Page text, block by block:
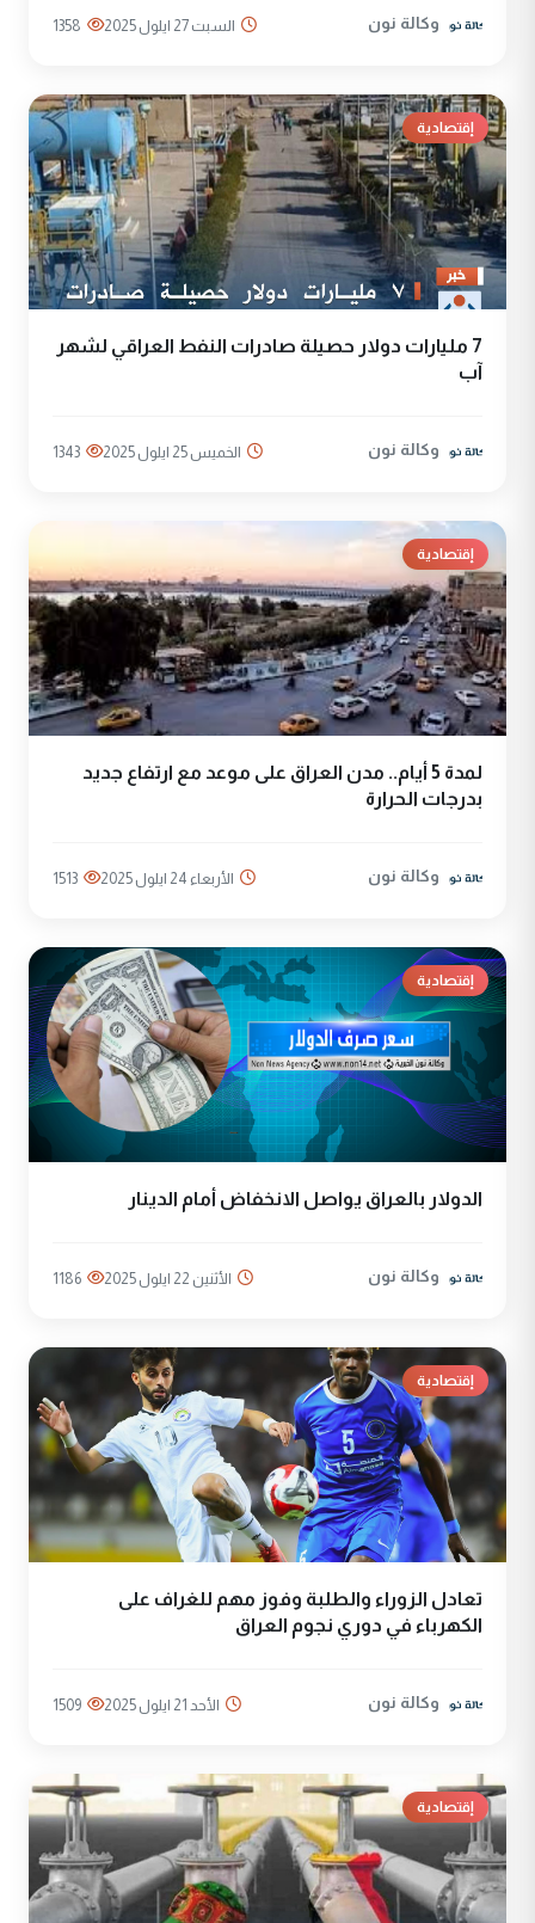
وكالة نون السبت 27 ايلول 2025 1358
إقتصادية
7 مليارات دولار حصيلة صادرات النفط العراقي لشهر
آب
وكالة نون الخميس 25 ايلول 2025 1343
إقتصادية
لمدة 5 أيام.. مدن العراق على موعد مع ارتفاع جديد
بدرجات الحرارة
وكالة نون الأربعاء 24 ايلول 2025 1513
إقتصادية
الدولار بالعراق يواصل الانخفاض أمام الدينار
وكالة نون الأثنين 22 ايلول 2025 1186
إقتصادية
تعادل الزوراء والطلبة وفوز مهم للغراف على
الكهرباء في دوري نجوم العراق
وكالة نون الأحد 21 ايلول 2025 1509
إقتصادية